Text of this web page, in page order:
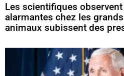
Les scientifiques
alarmantes chez les
animaux subissent des